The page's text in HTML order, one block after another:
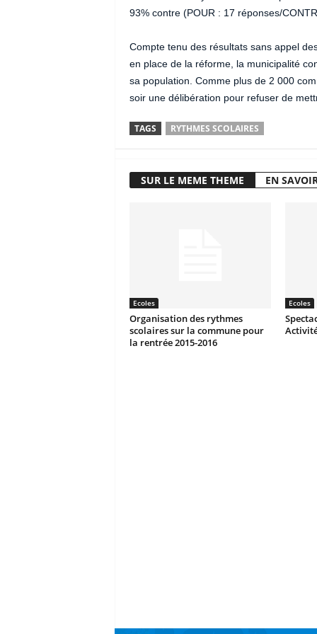
93% contre (POUR : 17 réponses/
Compte tenu des résultats sans appel
en place de la réforme, la municipalité
sa population. Comme plus de 2 000
soir une délibération pour refuser de
TAGS RYTHMES SCOLAIRES
SUR LE MEME THEME EN
Ecoles
Organisation des rythmes
scolaires sur la commune pour
la rentrée 2015-2016
Ecoles